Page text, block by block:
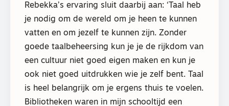
Rebekka’s ervaring sluit daarbij aan: ‘Taal heb
je nodig om de wereld om je heen te kunnen
vatten en om jezelf te kunnen zijn. Zonder
goede taalbeheersing kun je je de rijkdom van
een cultuur niet goed eigen maken en kun je
ook niet goed uitdrukken wie je zelf bent. Taal
is heel belangrijk om je ergens thuis te voelen.
Bibliotheken waren in mijn schooltijd een